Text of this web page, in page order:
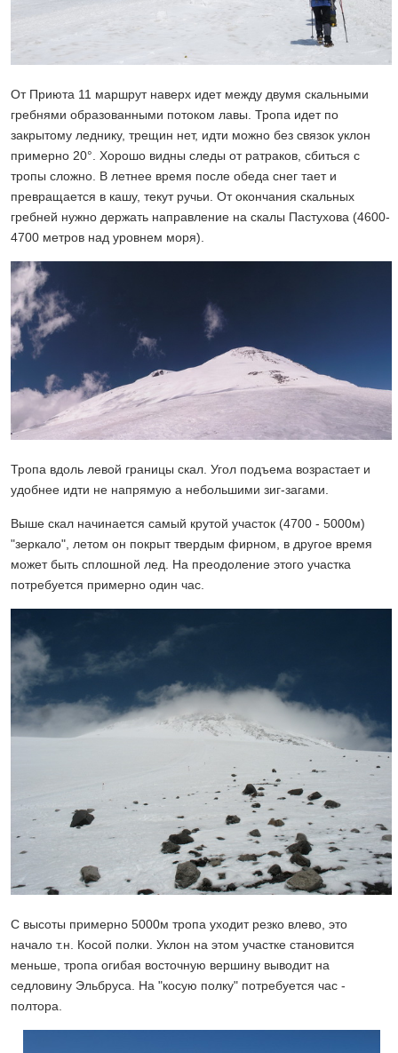
От Приюта 11 маршрут наверх идет между двумя скальными
гребнями образованными потоком лавы. Тропа идет по
закрытому леднику, трещин нет, идти можно без связок уклон
примерно 20°. Хорошо видны следы от ратраков, сбиться с
тропы сложно. В летнее время после обеда снег тает и
превращается в кашу, текут ручьи. От окончания скальных
гребней нужно держать направление на скалы Пастухова (4600-
4700 метров над уровнем моря).
Тропа вдоль левой границы скал. Угол подъема возрастает и
удобнее идти не напрямую а небольшими зиг-загами.
Выше скал начинается самый крутой участок (4700 - 5000м)
"зеркало", летом он покрыт твердым фирном, в другое время
может быть сплошной лед. На преодоление этого участка
потребуется примерно один час.
С высоты примерно 5000м тропа уходит резко влево, это
начало т.н. Косой полки. Уклон на этом участке становится
меньше, тропа огибая восточную вершину выводит на
седловину Эльбруса. На "косую полку" потребуется час -
полтора.